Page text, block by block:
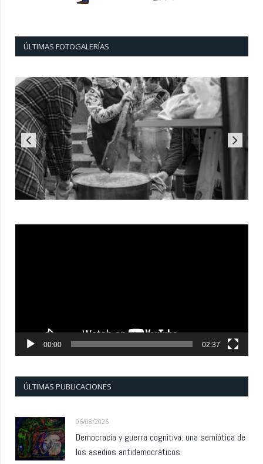
ÚLTIMAS FOTOGALERÍAS
00:00 02:37
ÚLTIMAS PUBLICACIONES
06/08/2026
Democracia y guerra cognitiva: una semiótica de
los asedios antidemocráticos